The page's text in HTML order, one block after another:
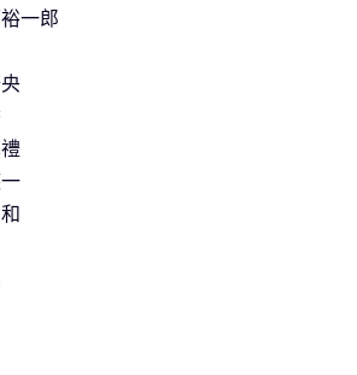
一郎